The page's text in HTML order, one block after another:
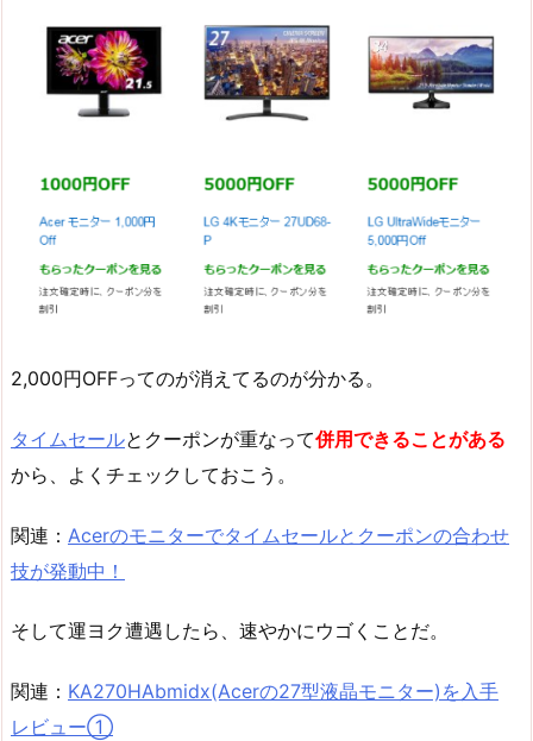
2,000円OFFってのが消えてるのが分かる。
タイムセールとクーポンが重なって併用できることがある
から、よくチェックしておこう。
関連： Acerのモニターでタイムセールとクーポンの合わせ
技が発動中！
そして運ヨク遭遇したら、速やかにウゴくことだ。
関連： KA270HAbmidx(Acerの27型液晶モニター)を入手
レビュー①